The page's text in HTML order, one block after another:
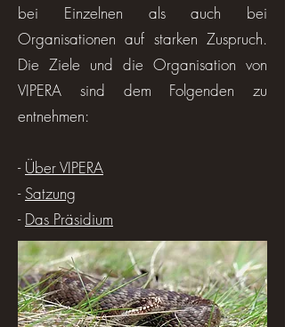
bei Einzelnen als auch bei
Organisationen auf starken Zuspruch.
Die Ziele und die Organisation von
VIPERA sind dem Folgenden zu
entnehmen:
- Über VIPERA
- Satzung
- Das Präsidium